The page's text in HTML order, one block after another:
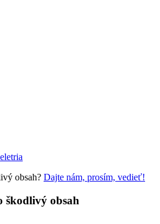
obsah? Dajte nám, prosím, vedieť!
škodlivý obsah